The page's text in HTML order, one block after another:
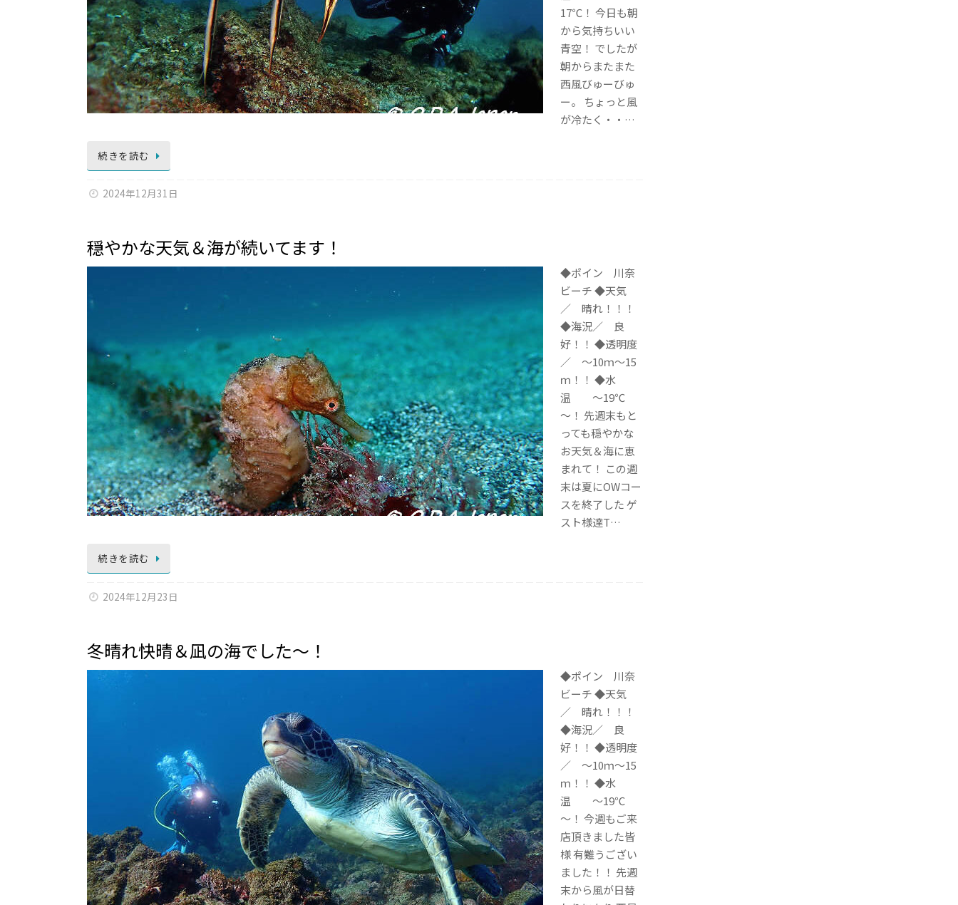
17℃！ 今日も朝
から気持ちいい
青空！ でしたが
朝からまたまた
西風びゅーびゅ
ー。 ちょっと風
が冷たく・・…
続きを読む
2024年12月31日
穏やかな天気＆海が続いてます！
◆ポイン 川奈
ビーチ ◆天気
／ 晴れ！！！
◆海況／ 良
好！！ ◆透明度
／ ～10ｍ～15
ｍ！！ ◆水
温 ～19℃
～！ 先週末もと
っても穏やかな
お天気＆海に恵
まれて！ この週
末は夏にOWコー
スを終了した ゲ
スト様達T…
続きを読む
2024年12月23日
冬晴れ快晴＆凪の海でした～！
◆ポイン 川奈
ビーチ ◆天気
／ 晴れ！！！
◆海況／ 良
好！！ ◆透明度
／ ～10ｍ～15
ｍ！！ ◆水
温 ～19℃
～！ 今週もご来
店頂きました皆
様 有難うござい
ました！！ 先週
末から風が日替